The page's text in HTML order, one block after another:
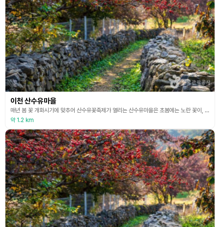
이천 산수유마을
매년 봄 꽃 개화시기에 맞추어 산수유꽃축제가 열리는 산수유마을은 초봄에는 노란 꽃이, 가을에는 빨간 열매가 마을을 물들이는 아름다운 경관을 자랑한다. 산수유를 이용한 비누 만들기, 초콜릿 만들기, 쿠키 만들기 등 요리체험과 마을과 연계한 압화체험, 꽃차블렌딩체험 등을 진행하고 있다. 500여 년 역사가 살아 숨 쉬는 마을의 전통숲에서 남녀노소 안전하고 다채로운 숲체험을 할 수 있다. 유치원, 어린이집, 초등학교 단체체험 전문, 심신의 휴식이 필요한 성
약 1.2 km